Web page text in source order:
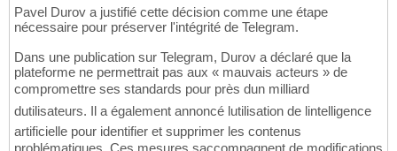
Pavel Durov a justifié cette décision comme une étape
nécessaire pour préserver l'intégrité de Telegram.
Dans une publication sur Telegram, Durov a déclaré que la
plateforme ne permettrait pas aux « mauvais acteurs » de
compromettre ses standards pour près dun milliard
dutilisateurs. Il a également annoncé lutilisation de lintelligence
artificielle pour identifier et supprimer les contenus
problématiques. Ces mesures saccompagnent de modifications